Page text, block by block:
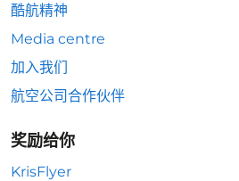
酷航精神
Media centre
加入我们
航空公司合作伙伴
奖励给你
KrisFlyer